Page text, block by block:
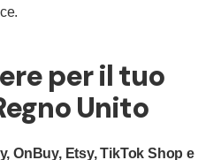
per il tuo
Unito
OnBuy, Etsy, TikTok Shop e